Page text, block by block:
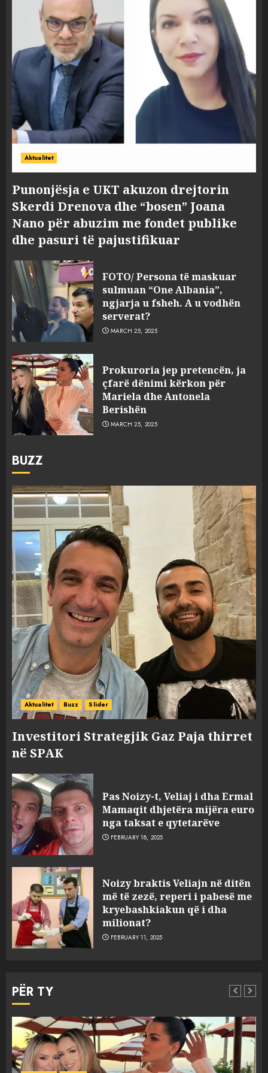
Aktualitet
Punonjësja e UKT akuzon drejtorin
Skerdi Drenova dhe “bosen” Joana
Nano për abuzim me fondet publike
dhe pasuri të pajustifikuar
FOTO/ Persona të maskuar
sulmuan “One Albania”,
ngjarja u fsheh. A u vodhën
serverat?
MARCH 25, 2025
Prokuroria jep pretencën, ja
çfarë dënimi kërkon për
Mariela dhe Antonela
Berishën
MARCH 25, 2025
BUZZ
Aktualitet Buzz Slider
Investitori Strategjik Gaz Paja thirret
në SPAK
Pas Noizy-t, Veliaj i dha Ermal
Mamaqit dhjetëra mijëra euro
nga taksat e qytetarëve
FEBRUARY 18, 2025
Noizy braktis Veliajn në ditën
më të zezë, reperi i pabesë me
kryebashkiakun që i dha
milionat?
FEBRUARY 11, 2025
PËR TY
3
sulmuan “One Albania”,
ngjarja u fsheh. A u vodhën
serverat?
MARCH 25, 2025
4 MARCH 25, 2025
“Ai që drejtonte makinën më